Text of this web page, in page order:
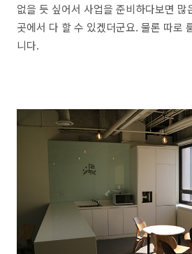
없을 듯 싶어서 사업을 준비하다보면 많
곳에서 다 할 수 있겠더군요. 물론 따로
니다.